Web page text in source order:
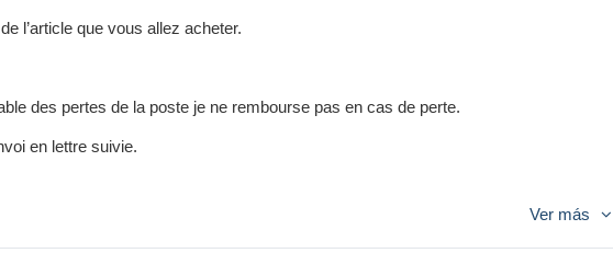
l’article que vous allez acheter.
des pertes de la poste je ne rembourse pas en cas de perte.
en lettre suivie.
Ver más